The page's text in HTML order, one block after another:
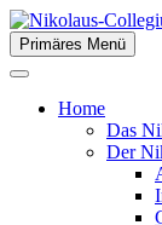
Zum
Inhalt
springen
der Stiftsstadt
Primäres Menü
Home
Das
Der